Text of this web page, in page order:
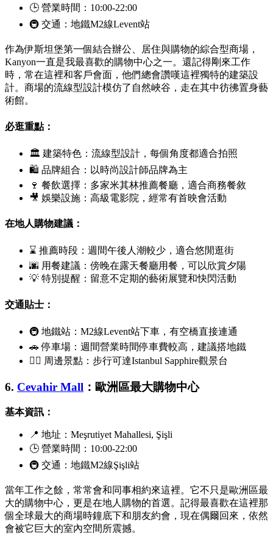
🕒 營業時間：10:00-22:00
🚇 交通：地鐵M2線Levent站
作為伊斯坦堡第一個結合辦公、居住與購物的綜合型商場，
Kanyon一直是我最喜歡的購物中心之一。還記得剛來工作
時，常在這裡和客戶會面，他們總會讚嘆這裡獨特的建築設
計。商場的流線型設計模仿了自然峽谷，走在其中彷彿置身藝
術館。
必逛重點：
🏛 建築特色：流線型設計，每個角度都適合拍照
🛍 品牌組合：以時尚設計師品牌為主
🍷 餐飲選擇：多家米其林推薦餐廳，適合商務餐敘
🎥 娛樂設施：高級電影院，經常有首映會活動
在地人購物建議：
⌛ 推薦時段：週間午後人潮較少，適合悠閒逛街
🌆 用餐建議：傍晚在露天餐廳用餐，可以欣賞夕陽
💡 特別提醒：留意不定期的藝術展覽和快閃活動
交通貼士：
🚇 地鐵站：M2線Levent站下車，有空橋直接連通
🚗 停車場：週間營業時間停車費較高，建議搭地鐵
🚶‍♀️ 周邊景點：步行可達Istanbul Sapphire觀景台
6. Cevahir Mall ：歐洲區最大購物中心
基本資訊：
📍 地址： Meşrutiyet Mahallesi, Şişli
🕒 營業時間：10:00-22:00
🚇 交通：地鐵M2線Şişli站
當年工作之餘，常常會和同事相約來這裡。它不只是歐洲區最
大的購物中心，更是在地人購物的首選。記得最喜歡在這裡那
個全球最大的商場時鐘底下和朋友約會，現在偶爾回來，依然
會被它巨大的室內空間所震撼。